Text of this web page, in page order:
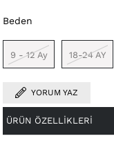
Beden
9 - 12 Ay 18-24 AY
YORUM YAZ
ÜRÜN ÖZELLIKLERI